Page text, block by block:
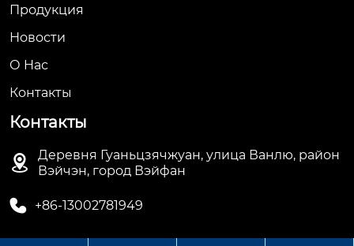
Продукция
Новости
О Hас
Контакты
Контакты

Деревня Гуаньцзячжуан, улица Ванлю, район
Вэйчэн, город Вэйфан
 +86-13002781949